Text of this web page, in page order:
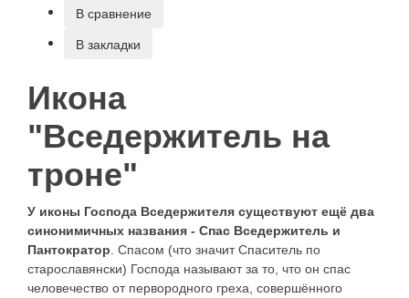
В сравнение
В закладки
Икона
"Вседержитель на
троне"
У иконы Господа Вседержителя существуют ещё два
синонимичных названия - Спас Вседержитель и
Пантократор . Спасом (что значит Спаситель по
старославянски) Господа называют за то, что он спас
человечество от первородного греха, совершённого